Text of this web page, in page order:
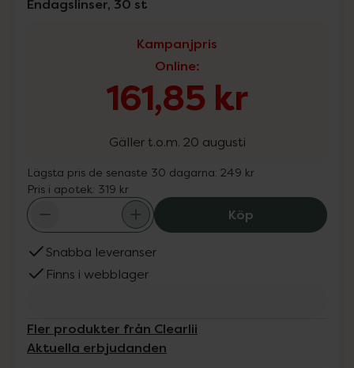
Endagslinser, 30 st
Kampanjpris
Online:
161,85 kr
Gäller t.o.m. 20 augusti
Lägsta pris de senaste 30 dagarna: 249 kr
Pris i apotek: 319 kr
KöpClearlii Vitamin
Snabba leveranser
Finns i webblager
Fler produkter från Clearlii
Aktuella erbjudanden